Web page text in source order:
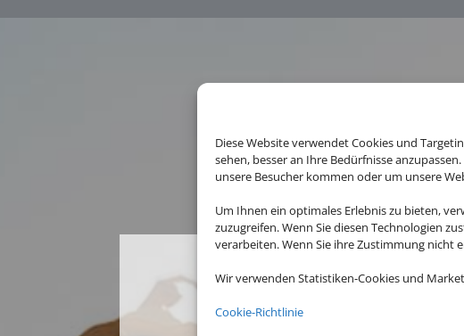
Diese Website verwendet Cookies und
sehen, besser an Ihre Bedürfnisse
unsere Besucher kommen oder um unsere
Um Ihnen ein optimales Erlebnis zu bieten,
zuzugreifen. Wenn Sie diesen Technologien
verarbeiten. Wenn Sie ihre Zustimmung
Wir verwenden Statistiken-Cookies und
Cookie-Richtlinie